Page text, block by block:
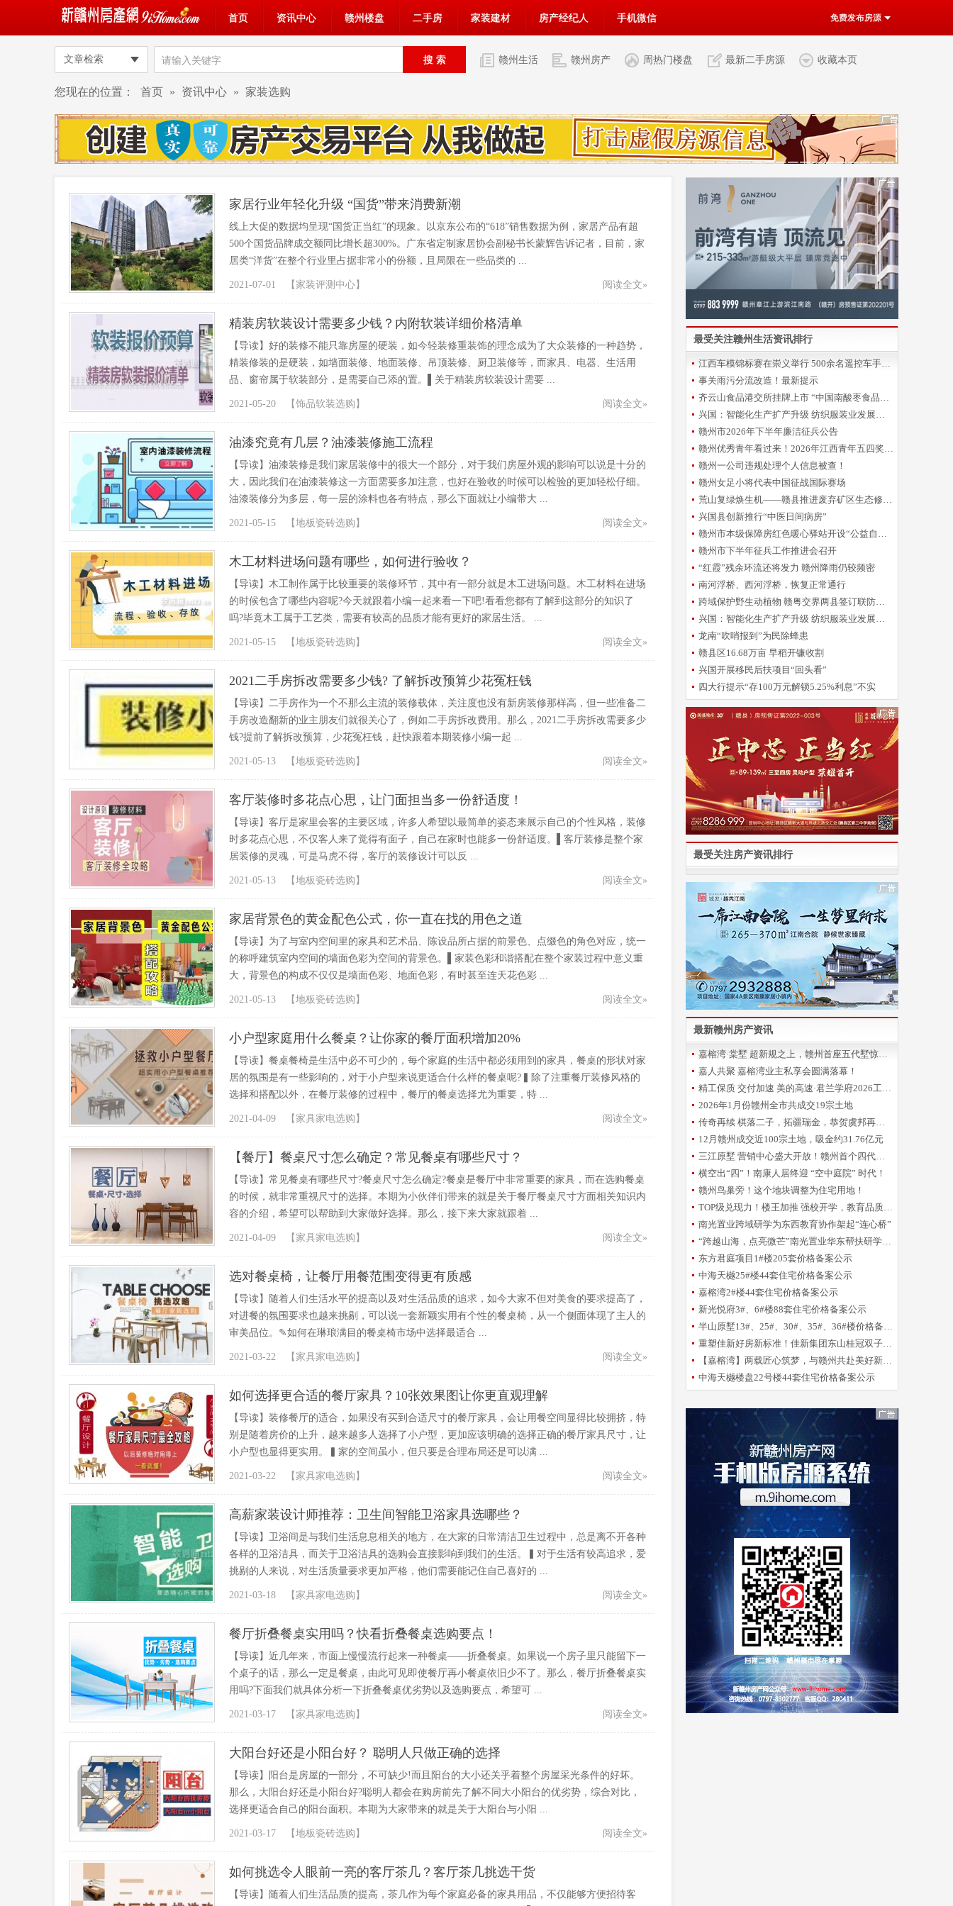
首页 资讯中心 赣州楼盘 二手房 家装建材 房产经纪人 手机微信 免费发布房源
文章检索 赣州生活 赣州房产 周热门楼盘 最新二手房源 收藏本页
您现在的位置： 首页 » 资讯中心 » 家装选购
家居行业年轻化升级 “国货”带来消费新潮
线上大促的数据均呈现“国货正当红”的现象。以京东公布的“618”销售数据为例，家居产品有超
500个国货品牌成交额同比增长超300%。广东省定制家居协会副秘书长蒙辉告诉记者，目前，家
居类“洋货”在整个行业里占据非常小的份额，且局限在一些品类的 ...
阅读全文»
2021-07-01 【 家装评测中心 】
精装房软装设计需要多少钱？内附软装详细价格清单
【导读】好的装修不能只靠房屋的硬装，如今轻装修重装饰的理念成为了大众装修的一种趋势，
精装修装的是硬装，如墙面装修、地面装修、吊顶装修、厨卫装修等，而家具、电器、生活用
品、窗帘属于软装部分，是需要自己添的置。▌关于精装房软装设计需要 ...
阅读全文»
2021-05-20 【 饰品软装选购 】
油漆究竟有几层？油漆装修施工流程
【导读】油漆装修是我们家居装修中的很大一个部分，对于我们房屋外观的影响可以说是十分的
大，因此我们在油漆装修这一方面需要多加注意，也好在验收的时候可以检验的更加轻松仔细。
油漆装修分为多层，每一层的涂料也各有特点，那么下面就让小编带大 ...
阅读全文»
2021-05-15 【 地板瓷砖选购 】
木工材料进场问题有哪些，如何进行验收？
【导读】木工制作属于比较重要的装修环节，其中有一部分就是木工进场问题。木工材料在进场
的时候包含了哪些内容呢?今天就跟着小编一起来看一下吧!看看您都有了解到这部分的知识了
吗?毕竟木工属于工艺类，需要有较高的品质才能有更好的家居生活。 ...
阅读全文»
2021-05-15 【 地板瓷砖选购 】
2021二手房拆改需要多少钱? 了解拆改预算少花冤枉钱
【导读】二手房作为一个不那么主流的装修载体，关注度也没有新房装修那样高，但一些准备二
手房改造翻新的业主朋友们就很关心了，例如二手房拆改费用。那么，2021二手房拆改需要多少
钱?提前了解拆改预算，少花冤枉钱，赶快跟着本期装修小编一起 ...
阅读全文»
2021-05-13 【 地板瓷砖选购 】
客厅装修时多花点心思，让门面担当多一份舒适度！
【导读】​客厅是家里会客的主要区域，许多人希望以最简单的姿态来展示自己的个性风格，装修
时多花点心思，不仅客人来了觉得有面子，自己在家时也能多一份舒适度。▌客厅装修是整个家
居装修的灵魂，可是马虎不得，客厅的装修设计可以反 ...
阅读全文»
2021-05-13 【 地板瓷砖选购 】
家居背景色的黄金配色公式，你一直在找的用色之道
【导读】为了与室内空间里的家具和艺术品、陈设品所占据的前景色、点缀色的角色对应，统一
的称呼建筑室内空间的墙面色彩为空间的背景色。▌家装色彩和谐搭配在整个家装过程中意义重
大，背景色的构成不仅仅是墙面色彩、地面色彩，有时甚至连天花色彩 ...
阅读全文»
2021-05-13 【 地板瓷砖选购 】
小户型家庭用什么餐桌？让你家的餐厅面积增加20%
【导读】餐桌餐椅是生活中必不可少的，每个家庭的生活中都必须用到的家具，餐桌的形状对家
居的氛围是有一些影响的，对于小户型来说更适合什么样的餐桌呢?▍除了注重餐厅装修风格的
选择和搭配以外，在餐厅装修的过程中，餐厅的餐桌选择尤为重要，特 ...
阅读全文»
2021-04-09 【 家具家电选购 】
【餐厅】餐桌尺寸怎么确定？常见餐桌有哪些尺寸？
【导读】常见餐桌有哪些尺寸?餐桌尺寸怎么确定?餐桌是餐厅中非常重要的家具，而在选购餐桌
的时候，就非常重视尺寸的选择。本期为小伙伴们带来的就是关于餐厅餐桌尺寸方面相关知识内
容的介绍，希望可以帮助到大家做好选择。那么，接下来大家就跟着 ...
阅读全文»
2021-04-09 【 家具家电选购 】
选对餐桌椅，让餐厅用餐范围变得更有质感
【导读】随着人们生活水平的提高以及对生活品质的追求，如今大家不但对美食的要求提高了，
对进餐的氛围要求也越来挑剔，可以说一套新颖实用有个性的餐桌椅，从一个侧面体现了主人的
审美品位。✎如何在琳琅满目的餐桌椅市场中选择最适合 ...
阅读全文»
2021-03-22 【 家具家电选购 】
如何选择更合适的餐厅家具？10张效果图让你更直观理解
【导读】装修餐厅的适合，如果没有买到合适尺寸的餐厅家具，会让用餐空间显得比较拥挤，特
别是随着房价的上升，越来越多人选择了小户型，更加应该明确的选择正确的餐厅家具尺寸，让
小户型也显得更实用。▍家的空间虽小，但只要是合理布局还是可以满 ...
阅读全文»
2021-03-22 【 家具家电选购 】
高薪家装设计师推荐：卫生间智能卫浴家具选哪些？
【导读】卫浴间是与我们生活息息相关的地方，在大家的日常清洁卫生过程中，总是离不开各种
各样的卫浴洁具，而关于卫浴洁具的选购会直接影响到我们的生活。▍对于生活有较高追求，爱
挑剔的人来说，对生活质量要求更加严格，他们需要能记住自己喜好的 ...
阅读全文»
2021-03-18 【 家具家电选购 】
餐厅折叠餐桌实用吗？快看折叠餐桌选购要点！
【导读】近几年来，市面上慢慢流行起来一种餐桌——折叠餐桌。如果说一个房子里只能留下一
个桌子的话，那么一定是餐桌，由此可见即使餐厅再小餐桌依旧少不了。那么，餐厅折叠餐桌实
用吗?下面我们就具体分析一下折叠餐桌优劣势以及选购要点，希望可 ...
阅读全文»
2021-03-17 【 家具家电选购 】
大阳台好还是小阳台好？ 聪明人只做正确的选择
【导读】阳台是房屋的一部分，不可缺少!而且阳台的大小还关乎着整个房屋采光条件的好坏。
那么，大阳台好还是小阳台好?聪明人都会在购房前先了解不同大小阳台的优劣势，综合对比，
选择更适合自己的阳台面积。本期为大家带来的就是关于大阳台与小阳 ...
阅读全文»
2021-03-17 【 地板瓷砖选购 】
如何挑选令人眼前一亮的客厅茶几？客厅茶几挑选干货
【导读】随着人们生活品质的提高，茶几作为每个家庭必备的家具用品，不仅能够方便招待客
最受关注赣州生活资讯排行
江西车模锦标赛在崇义举行 500余名遥控车手指尖“飙车”
事关雨污分流改造！最新提示
齐云山食品港交所挂牌上市 “中国南酸枣食品第一股”诞生
兴国：智能化生产扩产升级 纺织服装业发展提速
赣州市2026年下半年廉洁征兵公告
赣州优秀青年看过来！2026年江西青年五四奖章申报开始啦~
赣州一公司违规处理个人信息被查！
赣州女足小将代表中国征战国际赛场
荒山复绿焕生机——赣县推进废弃矿区生态修复纪实
兴国县创新推行“中医日间病房”
赣州市本级保障房红色暖心驿站开设“公益自习室”
赣州市下半年征兵工作推进会召开
“红霞”残余环流还将发力 赣州降雨仍较频密
南河浮桥、西河浮桥，恢复正常通行
跨域保护野生动植物 赣粤交界两县签订联防联控协议
兴国：智能化生产扩产升级 纺织服装业发展提速
龙南“吹哨报到”为民除蜂患
赣县区16.68万亩 早稻开镰收割
兴国开展移民后扶项目“回头看”
四大行提示“存100万元解锁5.25%利息”不实
最受关注房产资讯排行
最新赣州房产资讯
嘉榕湾·棠墅 超新规之上，赣州首座五代墅惊艳登场
嘉人共聚 嘉榕湾业主私享会圆满落幕！
精工保质 交付加速 美的高速·君兰学府2026工程誓师大会圆满举办
2026年1月份赣州全市共成交19宗土地
传奇再续 棋落二子，拓疆瑞金，恭贺虞邦再摘新地！
12月赣州成交近100宗土地，吸金约31.76亿元
三江原墅 营销中心盛大开放！赣州首个四代洋房倾城亮相
横空出“四”！南康人居终迎 “空中庭院” 时代！
赣州鸟巢旁！这个地块调整为住宅用地！
TOP级兑现力！楼王加推 强校开学，教育品质再升级！
南光置业跨域研学为东西教育协作架起“连心桥”
“跨越山海，点亮微芒”南光置业华东帮扶研学圆满收官
东方君庭项目1#楼205套价格备案公示
中海天樾25#楼44套住宅价格备案公示
嘉榕湾2#楼44套住宅价格备案公示
新光悦府3#、6#楼88套住宅价格备案公示
半山原墅13#、25#、30#、35#、36#楼价格备案公示
重塑佳新好房新标准！佳新集团东山桂冠双子星项目品鉴会圆满举办！
【嘉榕湾】两载匠心筑梦，与赣州共赴美好新程！
中海天樾楼盘22号楼44套住宅价格备案公示